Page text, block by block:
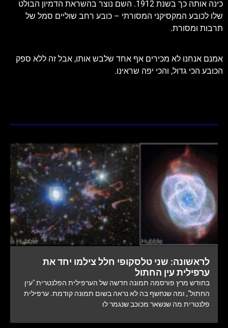
כינה אותה כך בשנת 1912. השם נוצר בהשראת הדמיון הבולט
שלו לכובע המקסיקני המסורתי – כובע רחב שוליים סמל של
תרבות ומסורת.
אמנם אנחנו לא מכירים אף אחד שלבש אותו, אבל זה ללא ספק
הכובע הכי גדול, והכי יפה שראינו.
לראשונה: שני טלסקופי חלל צילמו יחד את
ערפילית עין החתול
בחודש מרץ פורסמה תמונה חדשה של הערפילית הפלנטרית "עין
החתול", ומה שנחשף בה לא נראה בשום תמונה קודמת. ערפילית
פלנטרית מה שנשאר מכוכב שנגמר לו